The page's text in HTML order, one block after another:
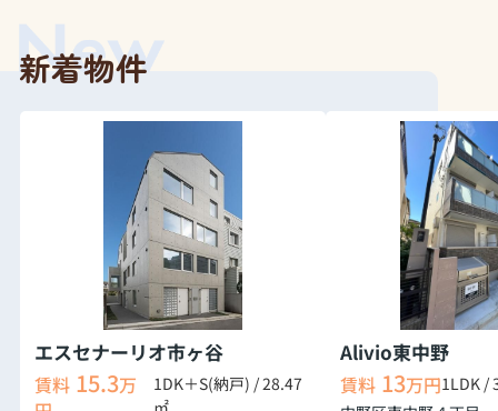
新着物件
エスセナーリオ市ヶ谷
賃料 15.3万
1DK＋S(納戸) / 28.47
㎡
Alivio東中野
賃料 13万円1LDK /